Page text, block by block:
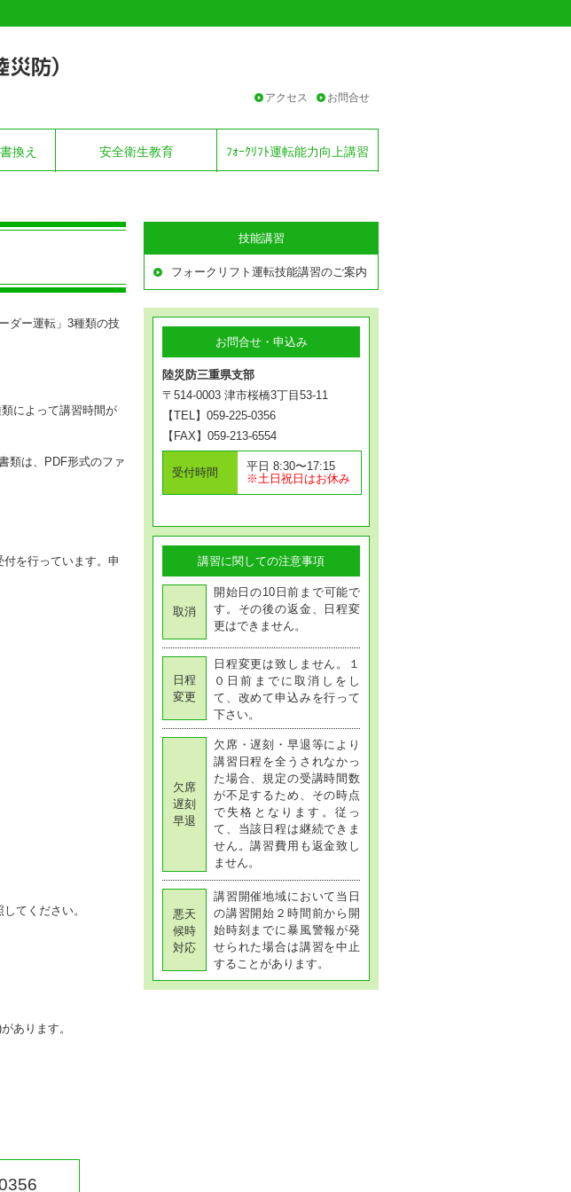
お問合せ
アクセス
換え 安全衛生教育 ﾌｫｰｸﾘﾌﾄ運転能力向上講習
ダー運転」3種類の技
によって講習時間が
類は、PDF形式のファ
を行っています。申
てください。
あります。
技能講習
フォークリフト運転技能講習のご案内
お問合せ・申込み
陸災防三重県支部
〒514-0003 津市桜橋3丁目53-11
【TEL】059-225-0356
【FAX】059-213-6554
受付時間
平日 8:30〜17:15
※土日祝日はお休み
講習に関しての注意事項
取消
開始日の10日前まで可能で
す。その後の返金、日程変
更はできません。
日程
変更
日程変更は致しません。１
０日前までに取消しをし
て、改めて申込みを行って
下さい。
欠席
遅刻
早退
欠席・遅刻・早退等により
講習日程を全うされなかっ
た場合、規定の受講時間数
が不足するため、その時点
で失格となります。従っ
て、当該日程は継続できま
せん。講習費用も返金致し
ません。
悪天
候時
対応
講習開催地域において当日
の講習開始２時間前から開
始時刻までに暴風警報が発
せられた場合は講習を中止
することがあります。